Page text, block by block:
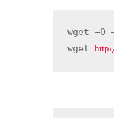
wget –O
wget